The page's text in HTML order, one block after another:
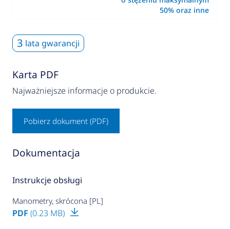
50% oraz inne
3 lata gwarancji
Karta PDF
Najważniejsze informacje o produkcie.
Pobierz dokument (PDF)
Dokumentacja
Instrukcje obsługi
Manometry, skrócona [PL]
PDF (0.23 MB)